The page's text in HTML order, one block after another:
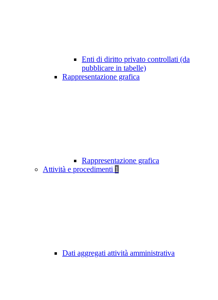
Enti di diritto privato controllati (da
pubblicare in tabelle)
Rappresentazione grafica
Rappresentazione grafica
Attività e procedimenti 1
Dati aggregati attività amministrativa